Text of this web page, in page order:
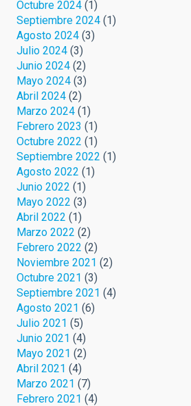
Octubre 2024 (1)
Septiembre 2024 (1)
Agosto 2024 (3)
Julio 2024 (3)
Junio 2024 (2)
Mayo 2024 (3)
Abril 2024 (2)
Marzo 2024 (1)
Febrero 2023 (1)
Octubre 2022 (1)
Septiembre 2022 (1)
Agosto 2022 (1)
Junio 2022 (1)
Mayo 2022 (3)
Abril 2022 (1)
Marzo 2022 (2)
Febrero 2022 (2)
Noviembre 2021 (2)
Octubre 2021 (3)
Septiembre 2021 (4)
Agosto 2021 (6)
Julio 2021 (5)
Junio 2021 (4)
Mayo 2021 (2)
Abril 2021 (4)
Marzo 2021 (7)
Febrero 2021 (4)